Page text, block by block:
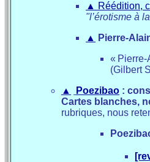
▲ Réédition,
"l’érotisme à
▲
Pierre-
«
(Gilbert
▲
Poezibao :
Cartes blanches,
rubriques, nous